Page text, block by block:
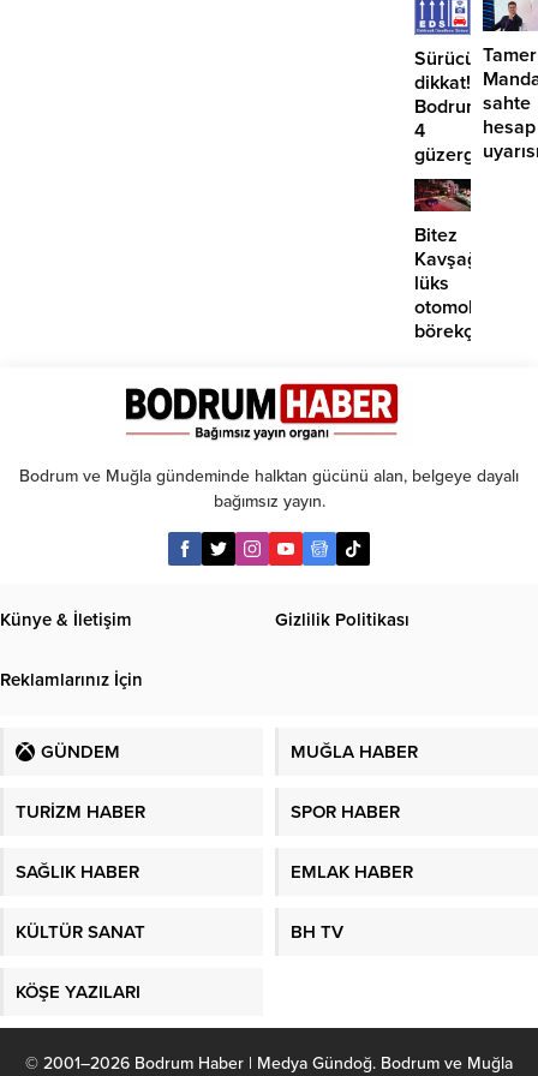
Sürücüler
dikkat!
Bodrum’da
4
güzergahta
EDS
başlıyor
Tamer
sahte
hesap
Bitez
Kavşağı’nda
lüks
otomobil
börekçiye
Bodrum ve Muğla gündeminde halktan gücünü alan, belgeye dayalı
bağımsız yayın.
Künye & İletişim Gizlilik Politikası
Reklamlarınız İçin
GÜNDEM MUĞLA HABER
TURİZM HABER SPOR HABER
SAĞLIK HABER EMLAK HABER
KÜLTÜR SANAT BH TV
KÖŞE YAZILARI
© 2001–2026 Bodrum Haber | Medya Gündoğ. Bodrum ve Muğla